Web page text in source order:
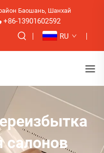
Баошань, Шанхай
+86-13901602592
RU
салонов